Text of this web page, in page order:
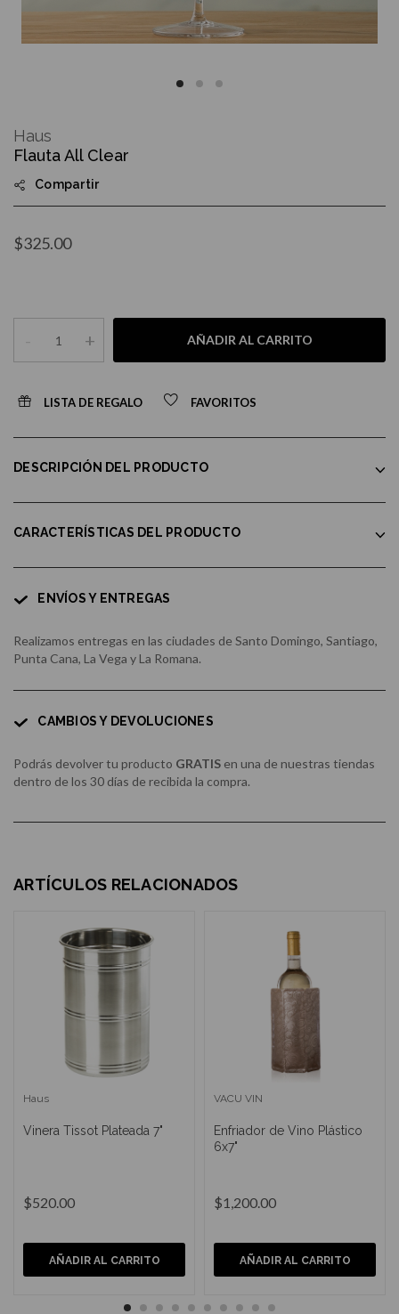
the
beginning
the
images
Flauta All Clear
Compartir
$325.00
- + AÑADIR AL CARRITO
LISTA DE REGALO FAVORITOS
Haus
DESCRIPCIÓN DEL PRODUCTO
CARACTERÍSTICAS DEL PRODUCTO
ENVÍOS Y ENTREGAS
Realizamos entregas en las ciudades de Santo Domingo, Santiago,
Punta Cana, La Vega y La Romana.
CAMBIOS Y DEVOLUCIONES
Podrás devolver tu producto GRATIS en una de nuestras tiendas
dentro de los 30 días de recibida la compra.
ARTÍCULOS RELACIONADOS
Haus
Vinera Tissot Plateada 7"
$520.00
AÑADIR AL CARRITO
VACU VIN
Enfriador de Vino Plástico
6x7"
$1,200.00
AÑADIR AL CARRITO